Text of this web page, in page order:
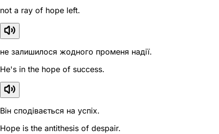
not a ray of hope left.
не залишилося жодного променя надії.
He's in the hope of success.
Він сподівається на успіх.
Hope is the antithesis of despair.